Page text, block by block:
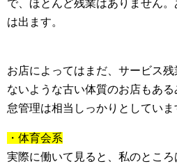
で、ほとんど残業はありません
は出ます。
お店によってはまだ、サービス
ないような古い体質のお店もあ
怠管理は相当しっかりとしていま
・体育会系
実際に働いて見ると、私のところ